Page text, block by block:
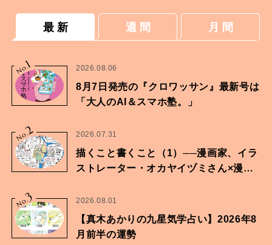
最 新 週 間 月 間
No.
1 2026.08.06
8月7日発売の『クロワッサン』最新号は
「大人のAI＆スマホ塾。」
No.2 2026.07.31
描くこと書くこと（1）──漫画家、イラ
ストレーター・オカヤイヅミさん×漫画
No.
3 2026.08.01
【真木あかりの九星気学占い】2026年8
月前半の運勢